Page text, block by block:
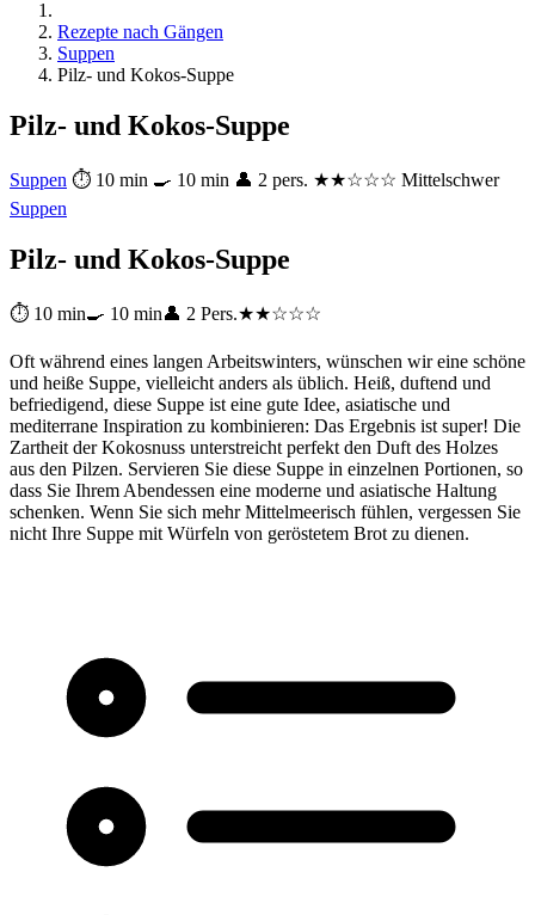
Rezepte nach Gängen
Suppen
Pilz- und Kokos-Suppe
Pilz- und Kokos-Suppe
Suppen ⏱ 10 min 🍳 10 min 👤 2 pers. ★★☆☆☆ Mittelschwer
Suppen
Pilz- und Kokos-Suppe
⏱ 10 min🍳 10 min👤 2 Pers.★★☆☆☆
Oft während eines langen Arbeitswinters, wünschen wir eine schöne
und heiße Suppe, vielleicht anders als üblich. Heiß, duftend und
befriedigend, diese Suppe ist eine gute Idee, asiatische und
mediterrane Inspiration zu kombinieren: Das Ergebnis ist super! Die
Zartheit der Kokosnuss unterstreicht perfekt den Duft des Holzes
aus den Pilzen. Servieren Sie diese Suppe in einzelnen Portionen, so
dass Sie Ihrem Abendessen eine moderne und asiatische Haltung
schenken. Wenn Sie sich mehr Mittelmeerisch fühlen, vergessen Sie
nicht Ihre Suppe mit Würfeln von geröstetem Brot zu dienen.